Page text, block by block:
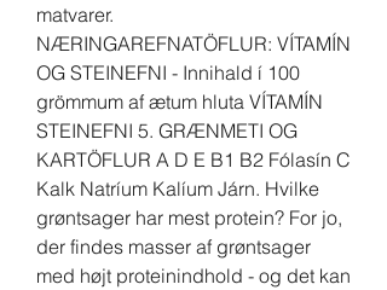
matvarer.
NÆRINGAREFNATÖFLUR: VÍTAMÍN
OG STEINEFNI - Innihald í 100
grömmum af ætum hluta VÍTAMÍN
STEINEFNI 5. GRÆNMETI OG
KARTÖFLUR A D E B1 B2 Fólasín C
Kalk Natríum Kalíum Járn. Hvilke
grøntsager har mest protein? For jo,
der findes masser af grøntsager
med højt proteinindhold - og det kan